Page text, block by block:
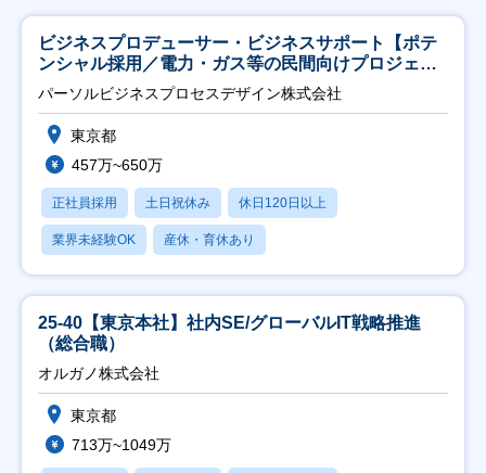
ビジネスプロデューサー・ビジネスサポート【ポテ
ンシャル採用／電力・ガス等の民間向けプロジェク
ト推進】
パーソルビジネスプロセスデザイン株式会社
東京都
457万~650万
正社員採用 土日祝休み 休日120日以上
業界未経験OK 産休・育休あり
25-40【東京本社】社内SE/グローバルIT戦略推進
（総合職）
オルガノ株式会社
東京都
713万~1049万